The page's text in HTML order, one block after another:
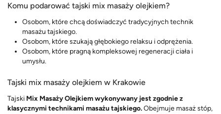
Komu podarować tajski mix masaży olejkiem?
Osobom, które chcą doświadczyć tradycyjnych technik
masażu tajskiego.
Osobom, które szukają głębokiego relaksu i odprężenia.
Osobom, które pragną kompleksowej regeneracji ciała i
umysłu.
Tajski mix masaży olejkiem w Krakowie
Tajski Mix Masaży Olejkiem wykonywany jest zgodnie z
klasycznymi technikami masażu tajskiego.Obejmuje masaż stóp,